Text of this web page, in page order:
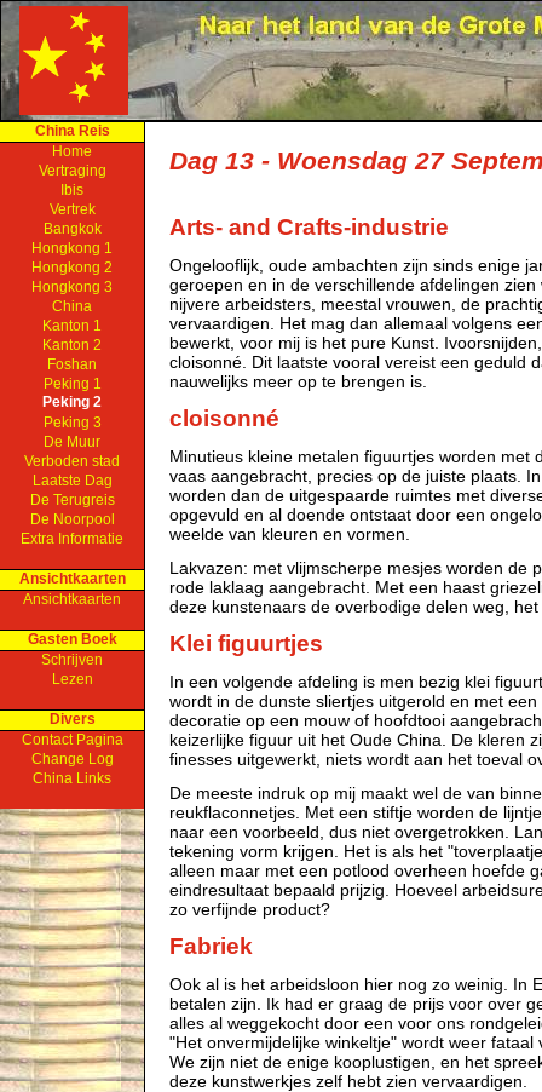
China Reis
Home
Vertraging
Ibis
Vertrek
Bangkok
Hongkong 1
Hongkong 2
Hongkong 3
China
Kanton 1
Kanton 2
Foshan
Peking 1
Peking 2
Peking 3
De Muur
Verboden stad
Laatste Dag
De Terugreis
De Noorpool
Extra Informatie
Ansichtkaarten
Ansichtkaarten
Gasten Boek
Schrijven
Lezen
Divers
Contact Pagina
Change Log
China Links
Dag 13 - Woensdag 27
Arts- and Crafts-industrie
Ongelooflijk, oude ambachten zijn sinds enige
geroepen en in de verschillende afdelingen
nijvere arbeidsters, meestal vrouwen, de
vervaardigen. Het mag dan allemaal volgens
bewerkt, voor mij is het pure Kunst.
cloisonné. Dit laatste vooral vereist een geduld
nauwelijks meer op te brengen is.
cloisonné
Minutieus kleine metalen figuurtjes worden met
vaas aangebracht, precies op de juiste plaats.
worden dan de uitgespaarde ruimtes met
opgevuld en al doende ontstaat door een
weelde van kleuren en vormen.
Lakvazen: met vlijmscherpe mesjes worden de
rode laklaag aangebracht. Met een haast
deze kunstenaars de overbodige delen weg,
Klei figuurtjes
In een volgende afdeling is men bezig klei
wordt in de dunste sliertjes uitgerold en met
decoratie op een mouw of hoofdtooi
keizerlijke figuur uit het Oude China. De kleren
finesses uitgewerkt, niets wordt aan het toeval
De meeste indruk op mij maakt wel de van
reukflaconnetjes. Met een stiftje worden de
naar een voorbeeld, dus niet overgetrokken.
tekening vorm krijgen. Het is als het
alleen maar met een potlood overheen hoefde
eindresultaat bepaald prijzig. Hoeveel
zo verfijnde product?
Fabriek
Ook al is het arbeidsloon hier nog zo weinig. In
betalen zijn. Ik had er graag de prijs voor over
alles al weggekocht door een voor ons
"Het onvermijdelijke winkeltje" wordt weer
We zijn niet de enige kooplustigen, en het
deze kunstwerkjes zelf hebt zien vervaardigen.